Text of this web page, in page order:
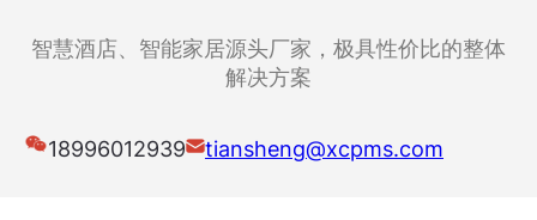
智慧酒店、智能家居源头厂家，极具性价比的整体
解决方案
18996012939 tiansheng@xcpms.com